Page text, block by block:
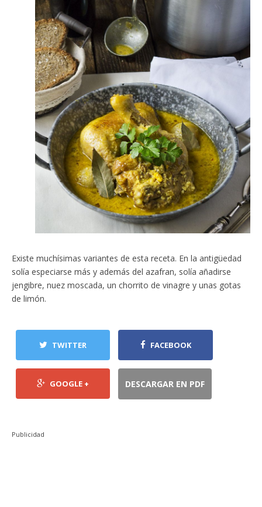
Existe muchísimas variantes de esta receta. En la antigüedad
solía especiarse más y además del azafran, solía añadirse
jengibre, nuez moscada, un chorrito de vinagre y unas gotas
de limón.
TWITTER FACEBOOK
GOOGLE + DESCARGAR EN PDF
Publicidad